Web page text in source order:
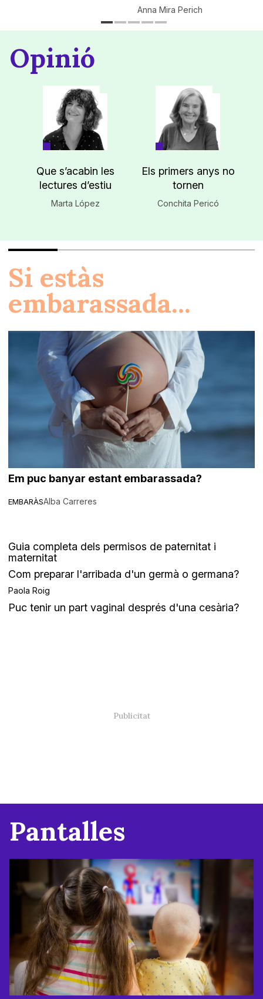
Anna Mira Perich
Opinió
Que s’acabin les
lectures d’estiu
Marta López
Els primers anys no
tornen
Conchita Pericó
Si estàs
embarassada...
EMBARÀS
Em puc banyar estant embarassada?
Alba Carreres
Guia completa dels permisos de paternitat i
maternitat
Com preparar l'arribada d'un germà o germana?
Paola Roig
Puc tenir un part vaginal després d'una cesària?
Pantalles